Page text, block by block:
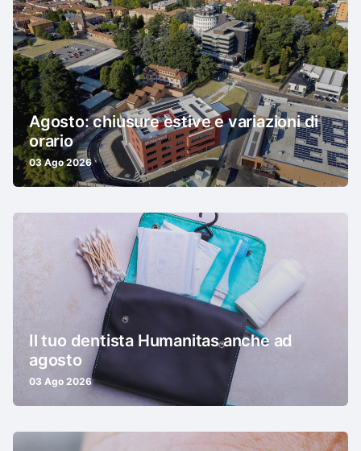
Agosto: chiusure estive e variazioni di
orario
03 Ago 2026
Il tuo dentista Humanitas anche ad
agosto
03 Ago 2026